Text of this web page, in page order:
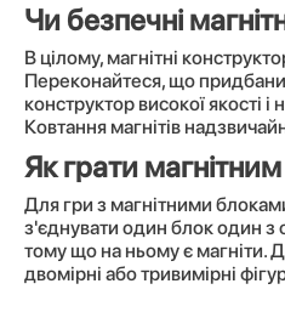
Чи безпечні
В цілому, магнітні
Переконайтеся, що
конструктор високої якості
Ковтання магнітів
Як грати
Для гри з магнітними
з'єднувати один блок один
тому що на ньому є магніти.
двомірні або тривимірні